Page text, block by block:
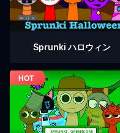
Sprunki ハロウィン